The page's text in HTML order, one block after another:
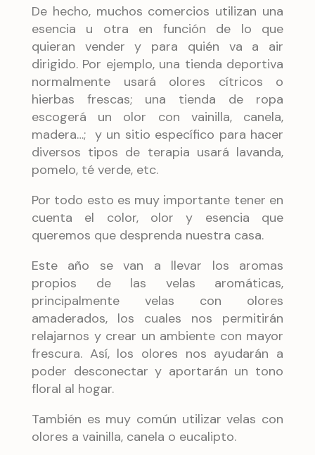
De hecho, muchos comercios utilizan una
esencia u otra en función de lo que
quieran vender y para quién va a air
dirigido. Por ejemplo, una tienda deportiva
normalmente usará olores cítricos o
hierbas frescas; una tienda de ropa
escogerá un olor con vainilla, canela,
madera…; y un sitio específico para hacer
diversos tipos de terapia usará lavanda,
pomelo, té verde, etc.
Por todo esto es muy importante tener en
cuenta el color, olor y esencia que
queremos que desprenda nuestra casa.
Este año se van a llevar los aromas
propios de las velas aromáticas,
principalmente velas con olores
amaderados, los cuales nos permitirán
relajarnos y crear un ambiente con mayor
frescura. Así, los olores nos ayudarán a
poder desconectar y aportarán un tono
floral al hogar.
También es muy común utilizar velas con
olores a vainilla, canela o eucalipto.